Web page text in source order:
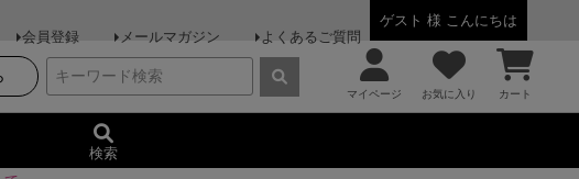
ゲスト 様 こんにちは
会員登録 メールマガジン よくあるご質問
マイページ お気に入り カート
検索